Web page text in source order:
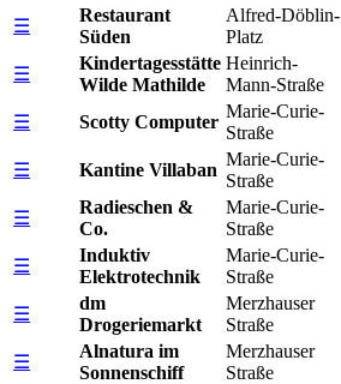
☰
Restaurant
Süden
Alfred-Döblin-
Platz
☰
Kindertagesstätte
Wilde Mathilde
Heinrich-
Mann-Straße
☰ Scotty Computer
Marie-Curie-
Straße
☰ Kantine Villaban
Marie-Curie-
Straße
☰
Radieschen &
Co.
Marie-Curie-
Straße
☰
Induktiv
Elektrotechnik
Marie-Curie-
Straße
☰
dm
Drogeriemarkt
Merzhauser
Straße
☰
Alnatura im
Sonnenschiff
Merzhauser
Straße